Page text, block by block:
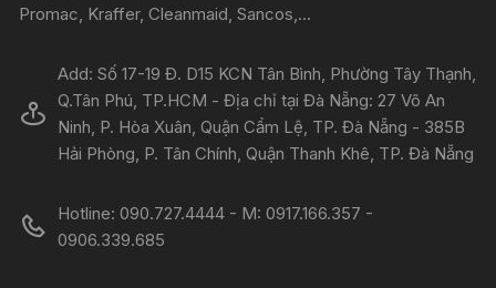
Promac, Kraffer, Cleanmaid, Sancos,...
Add: Số 17-19 Đ. D15 KCN Tân Bình, Phường Tây Thạnh,
Q.Tân Phú, TP.HCM - Địa chỉ tại Đà Nẵng: 27 Võ An
Ninh, P. Hòa Xuân, Quận Cẩm Lệ, TP. Đà Nẵng - 385B
Hải Phòng, P. Tân Chính, Quận Thanh Khê, TP. Đà Nẵng
Hotline: 090.727.4444 - M: 0917.166.357 -
0906.339.685